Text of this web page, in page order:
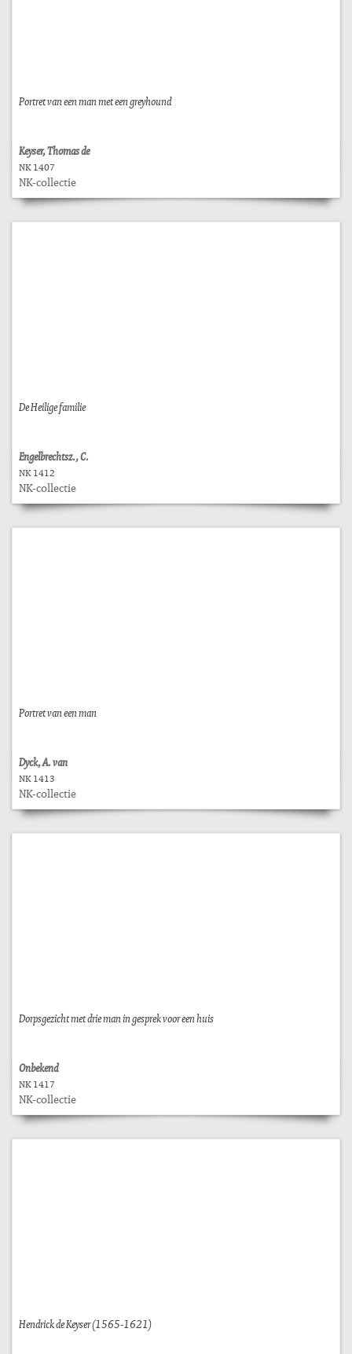
Portret van een man met een greyhound
Keyser, Thomas de
NK 1407
NK-collectie
De Heilige familie
Engelbrechtsz., C.
NK 1412
NK-collectie
Portret van een man
Dyck, A. van
NK 1413
NK-collectie
Dorpsgezicht met drie man in gesprek voor een huis
Onbekend
NK 1417
NK-collectie
Hendrick de Keyser (1565-1621)